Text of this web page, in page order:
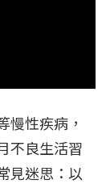
慢性疾病，
不良生活習
見迷思：以